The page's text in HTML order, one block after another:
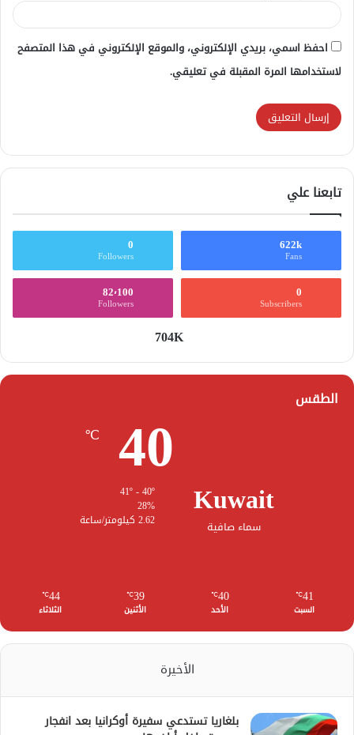
احفظ اسمي، بريدي الإلكتروني، والموقع الإلكتروني في هذا المتصفح
لاستخدامها المرة المقبلة في تعليقي.
تابعنا علي
622k
Fans
0
Followers
0
Subscribers
82٬100
Followers
704K
الطقس
Kuwait
سماء صافية
40
℃
28%
2.62 كيلومتر/ساعة
41
℃
السبت
40
℃
الأحد
39
℃
الأثنين
44
℃
الثلاثاء
الأخيرة
بلغاريا تستدعي سفيرة أوكرانيا بعد انفجار